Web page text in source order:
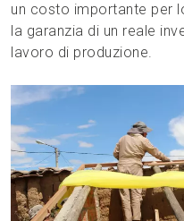
un costo importante per
la garanzia di un reale
lavoro di produzione.